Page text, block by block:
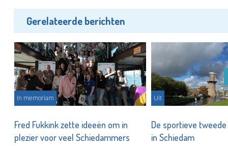
Gerelateerde berichten
In memoriam
Fred Fukkink zette ideeën om in
plezier voor veel Schiedammers
Uit
De sportieve
in Schiedam